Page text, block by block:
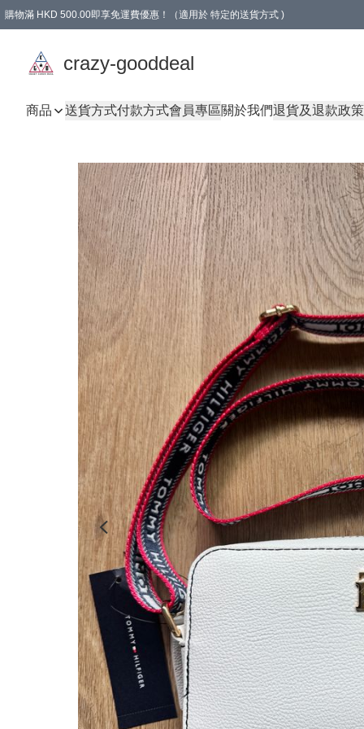
購物滿 HKD 500.00即享免運費優惠！（適用於 特定的送貨方式 )
crazy-gooddeal
商品 送貨方式付款方式會員專區關於我們退貨及退款政策